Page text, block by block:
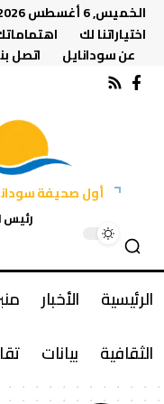
الخميس, 6 أغسطس 2026
اختياراتنا لك
عن سودانايل
اتصل
أول صحيفة
رئيس
الرئيسية الأخبار
الثقافية
بيانات